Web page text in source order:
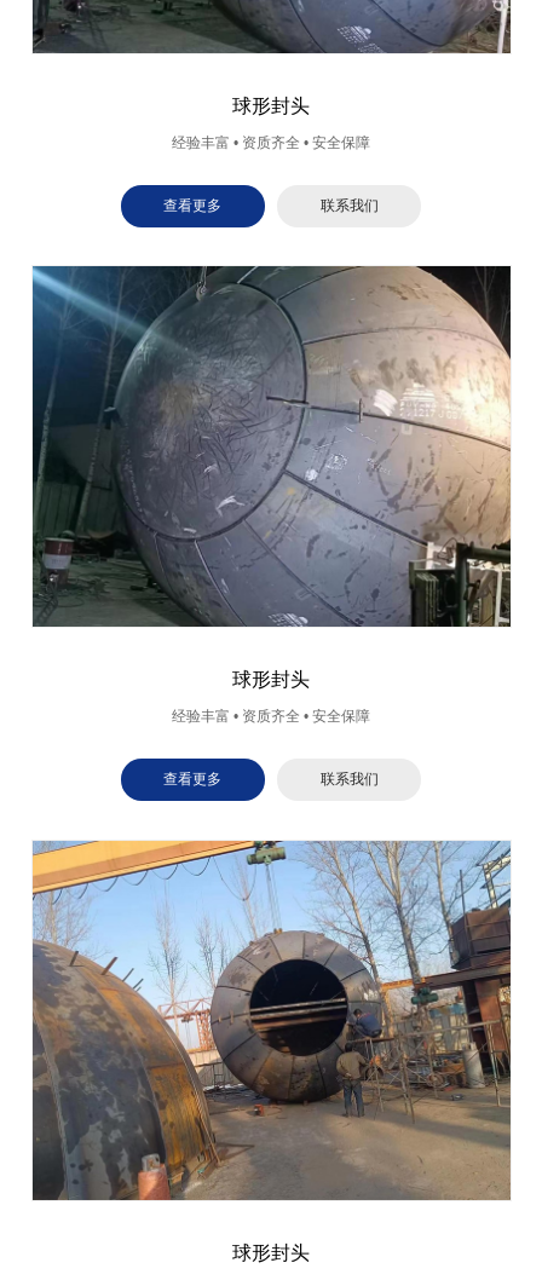
球形封头
经验丰富 • 资质齐全 • 安全保障
查看更多 联系我们
球形封头
经验丰富 • 资质齐全 • 安全保障
查看更多 联系我们
球形封头